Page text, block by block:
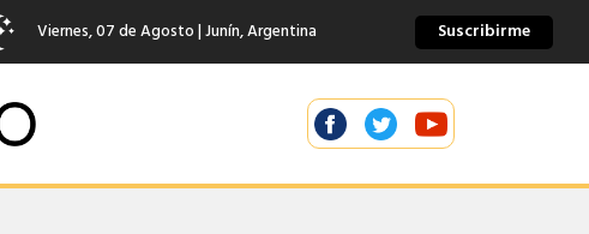
Viernes, 07 de Agosto | Junín, Argentina Suscribirme